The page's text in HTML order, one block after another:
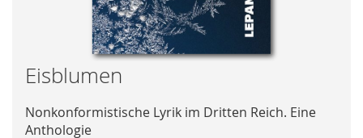
Skip
to
the
beginning
Eisblumen
Nonkonformistische Lyrik im Dritten Reich. Eine
Anthologie